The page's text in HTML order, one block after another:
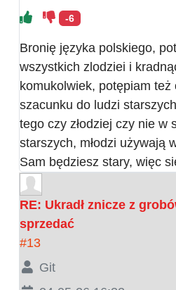
-6
Bronię języka polskiego,
wszystkich zlodziei i
komukolwiek, potępiam też
szacunku do ludzi
tego czy złodziej czy nie w
starszych, młodzi używają
Sam będziesz stary, więc
RE: Ukradł znicze z
sprzedać
#13
Git